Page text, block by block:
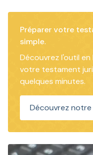
Préparer votre
simple.
Découvrez l'outil
votre testament
quelques minutes.
Découvrez